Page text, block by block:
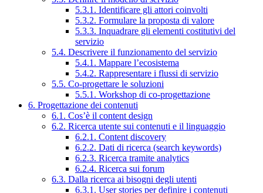
5.3.1. Identificare gli attori coinvolti
5.3.2. Formulare la proposta di valore
5.3.3. Inquadrare gli elementi costitutivi del
servizio
5.4. Descrivere il funzionamento del servizio
5.4.1. Mappare l’ecosistema
5.4.2. Rappresentare i flussi di servizio
5.5. Co-progettare le soluzioni
5.5.1. Workshop di co-progettazione
6. Progettazione dei contenuti
6.1. Cos’è il content design
6.2. Ricerca utente sui contenuti e il linguaggio
6.2.1. Content discovery
6.2.2. Dati di ricerca (search keywords)
6.2.3. Ricerca tramite analytics
6.2.4. Ricerca sui forum
6.3. Dalla ricerca ai bisogni degli utenti
6.3.1. User stories per definire i contenuti